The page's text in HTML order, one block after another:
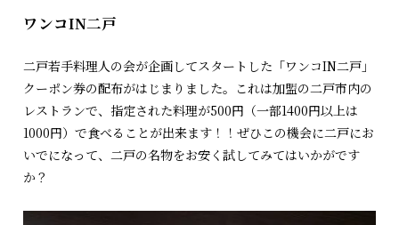
ワンコIN二戸
二戸若手料理人の会が企画してスタートした「ワンコIN二戸」
クーポン券の配布がはじまりました。これは加盟の二戸市内の
レストランで、指定された料理が500円（一部1400円以上は
1000円）で食べることが出来ます！！ぜひこの機会に二戸にお
いでになって、二戸の名物をお安く試してみてはいかがです
か？